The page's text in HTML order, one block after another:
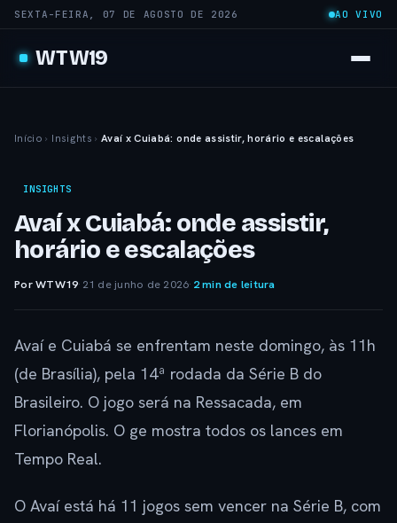
SEXTA-FEIRA, 07 DE AGOSTO DE 2026 AO VIVO
WTW19
Início › Insights › Avaí x Cuiabá: onde assistir, horário e escalações
INSIGHTS
Avaí x Cuiabá: onde assistir,
horário e escalações
Por WTW19· 21 de junho de 2026· 2 min de leitura
Avaí e Cuiabá se enfrentam neste domingo, às 11h
(de Brasília), pela 14ª rodada da Série B do
Brasileiro. O jogo será na Ressacada, em
Florianópolis. O ge mostra todos os lances em
Tempo Real.
O Avaí está há 11 jogos sem vencer na Série B, com